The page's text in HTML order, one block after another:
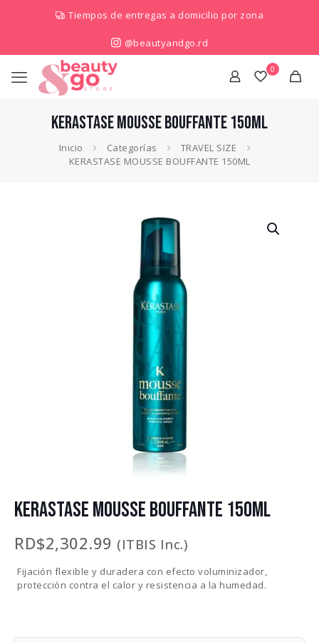
Tiempos de entregas a domicilio por zona
@beautyandgo.rd
0
KERASTASE MOUSSE BOUFFANTE 150ML
Inicio Categorías
TRAVEL SIZE
KERASTASE MOUSSE BOUFFANTE 150ML
KERASTASE MOUSSE BOUFFANTE 150ML
RD$2,302.99 (ITBIS Inc.)
Fijación flexible y duradera con efecto voluminizador,
protección contra el calor y resistencia a la humedad.